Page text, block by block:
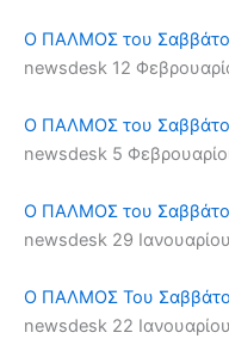
Ο ΠΑΛΜΟΣ του
newsdesk 12
Ο ΠΑΛΜΟΣ του
newsdesk 5
Ο ΠΑΛΜΟΣ του
newsdesk 29
Ο ΠΑΛΜΟΣ Του
newsdesk 22